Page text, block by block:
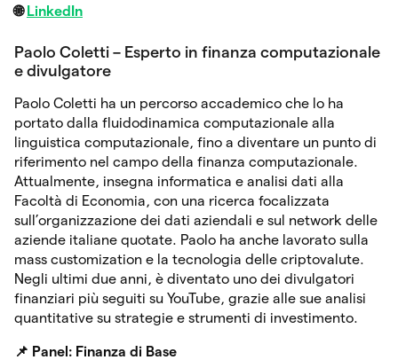
🌐 LinkedIn
Paolo Coletti – Esperto in finanza computazionale
e divulgatore
Paolo Coletti ha un percorso accademico che lo ha
portato dalla fluidodinamica computazionale alla
linguistica computazionale, fino a diventare un punto di
riferimento nel campo della finanza computazionale.
Attualmente, insegna informatica e analisi dati alla
Facoltà di Economia, con una ricerca focalizzata
sull’organizzazione dei dati aziendali e sul network delle
aziende italiane quotate. Paolo ha anche lavorato sulla
mass customization e la tecnologia delle criptovalute.
Negli ultimi due anni, è diventato uno dei divulgatori
finanziari più seguiti su YouTube, grazie alle sue analisi
quantitative su strategie e strumenti di investimento.
📌 Panel: Finanza di Base